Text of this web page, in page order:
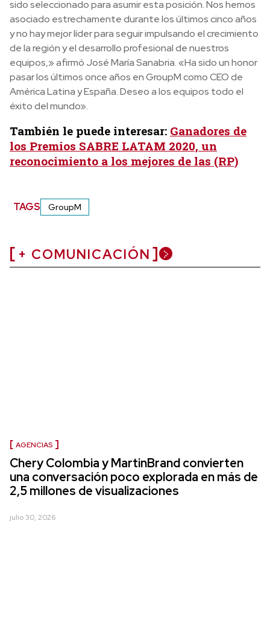
sido seleccionado para asumir esta posición. Nos hemos
asociado estrechamente durante los últimos cinco años
y no hay mejor líder para seguir impulsando el crecimiento
de la región y el desarrollo profesional de nuestros
equipos,» afirmó José María Sanabria. «Ha sido un honor
pasar los últimos once años en GroupM como CEO de
América Latina y España. Deseo a los equipos todo el
éxito del mundo».
También le puede interesar: Ganadores de
los Premios SABRE LATAM 2020, un
reconocimiento a los mejores de las (RP)
TAGS GroupM
+ COMUNICACIÓN
AGENCIAS
Chery Colombia y MartinBrand convierten
una conversación poco explorada en más de
2,5 millones de visualizaciones
julio 30, 2026